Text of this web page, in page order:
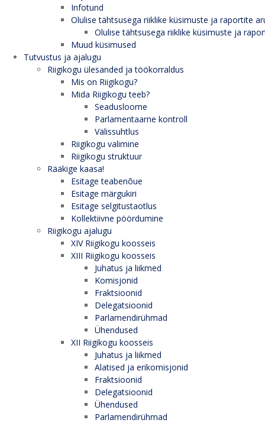
Infotund
Olulise tähtsusega riiklike küsimuste ja raportite
Olulise tähtsusega riiklike küsimuste ja
Muud küsimused
Tutvustus ja ajalugu
Riigikogu ülesanded ja töökorraldus
Mis on Riigikogu?
Mida Riigikogu teeb?
Seadusloome
Parlamentaarne kontroll
Välissuhtlus
Riigikogu valimine
Riigikogu struktuur
Rääkige kaasa!
Esitage teabenõue
Esitage märgukiri
Esitage selgitustaotlus
Kollektiivne pöördumine
Riigikogu ajalugu
XIV Riigikogu koosseis
XIII Riigikogu koosseis
Juhatus ja liikmed
Komisjonid
Fraktsioonid
Delegatsioonid
Parlamendirühmad
Ühendused
XII Riigikogu koosseis
Juhatus ja liikmed
Alatised ja erikomisjonid
Fraktsioonid
Delegatsioonid
Ühendused
Parlamendirühmad